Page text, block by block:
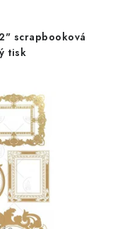
scrapbooková
tisk